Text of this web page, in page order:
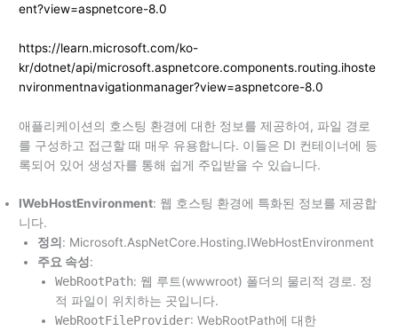
ent?view=aspnetcore-8.0
https://learn.microsoft.com/ko-
kr/dotnet/api/microsoft.aspnetcore.components.routing.ihoste
nvironmentnavigationmanager?view=aspnetcore-8.0
애플리케이션의 호스팅 환경에 대한 정보를 제공하여, 파일 경로
를 구성하고 접근할 때 매우 유용합니다. 이들은 DI 컨테이너에 등
록되어 있어 생성자를 통해 쉽게 주입받을 수 있습니다.
IWebHostEnvironment: 웹 호스팅 환경에 특화된 정보를 제공합
니다.
정의 : Microsoft.AspNetCore.Hosting.IWebHostEnvironment
주요 속성:
WebRootPath: 웹 루트(wwwroot) 폴더의 물리적 경로. 정
적 파일이 위치하는 곳입니다.
WebRootFileProvider: WebRootPath에 대한